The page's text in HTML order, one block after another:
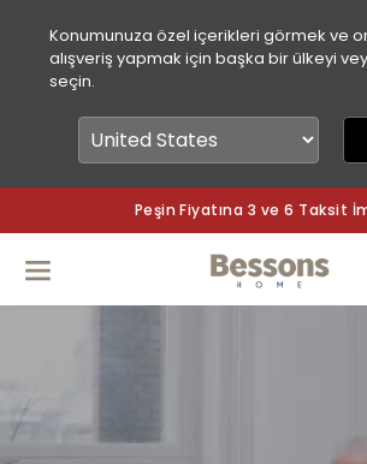
Konumunuza özel içerikleri görmek ve
alışveriş yapmak için başka bir ülkeyi
seçin.
Peşin Fiyatına 3 ve 6 Taksit